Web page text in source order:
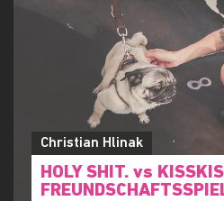
Christian Hlinak
HOLY SHIT. vs